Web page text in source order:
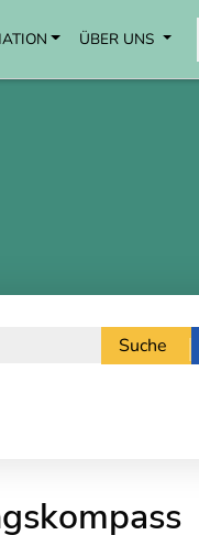
ÜBER UNS
Suche